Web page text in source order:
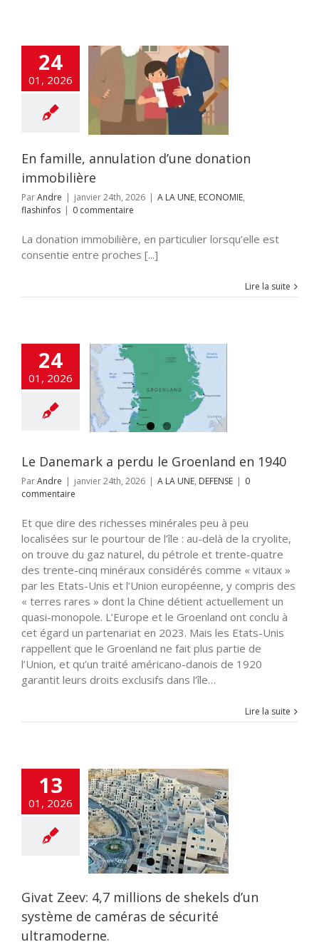
24
01, 2026
annulation
donation
ECONOMIE
En famille, annulation d’une donation
immobilière
ParAndre | janvier 24th, 2026 | A LA UNE, ECONOMIE,
flashinfos | 0 commentaire
La donation immobilière, en particulier lorsqu’elle est
consentie entre proches [...]
Lire la suite
24
01, 2026
a perdu le
en 1940
DEFENSE
Le Danemark a perdu le Groenland en 1940
ParAndre | janvier 24th, 2026 | A LA UNE, DEFENSE | 0
commentaire
Et que dire des richesses minérales peu à peu
localisées sur le pourtour de l’île : au-delà de la cryolite,
on trouve du gaz naturel, du pétrole et trente-quatre
des trente-cinq minéraux considérés comme « vitaux »
par les Etats-Unis et l’Union européenne, y compris des
« terres rares » dont la Chine détient actuellement un
quasi-monopole. L’Europe et le Groenland ont conclu à
cet égard un partenariat en 2023. Mais les Etats-Unis
rappellent que le Groenland ne fait plus partie de
l’Union, et qu’un traité américano-danois de 1920
garantit leurs droits exclusifs dans l’île…
Lire la suite
13
01, 2026
4,7 millions
d’un
de caméras de
Tsahal
Givat Zeev: 4,7 millions de shekels d’un
système de caméras de sécurité
ultramoderne.